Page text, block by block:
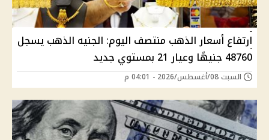
ارتفاع أسعار الذهب منتصف اليوم: الجنيه الذهب يسجل
48760 جنيهًا وعيار 21 بمستوي جديد
السبت 08/أغسطس/2026 - 04:01 م